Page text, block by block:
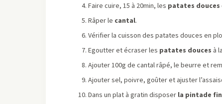
Faire cuire, 15 à 20min, les patates douces
Râper le cantal.
Vérifier la cuisson des patates douces en
Egoutter et écraser les patates douces à
Ajouter 100g de cantal râpé, le beurre et
Ajouter sel, poivre, goûter et ajuster
Dans un plat à gratin disposer la pintade